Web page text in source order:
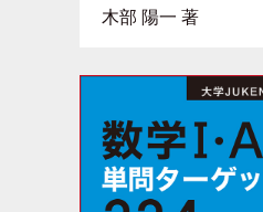
木部 陽一 著